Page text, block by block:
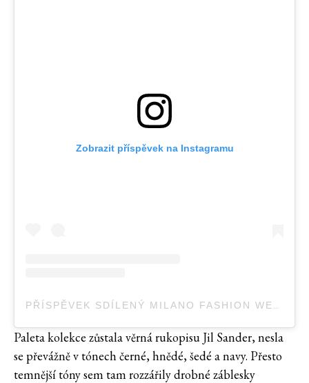
Zobrazit příspěvek na Instagramu
PŘÍSPĚVEK SDÍLENÝ MILANO FASHION WEEK (@MILANFASHIONWEEK)
Paleta kolekce zůstala věrná rukopisu Jil Sander, nesla
se převážně v tónech černé, hnědé, šedé a navy. Přesto
temnější tóny sem tam rozzářily drobné záblesky